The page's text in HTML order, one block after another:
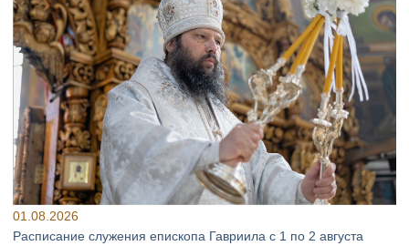
01.08.2026
Расписание служения епископа Гавриила с 1 по 2 августа